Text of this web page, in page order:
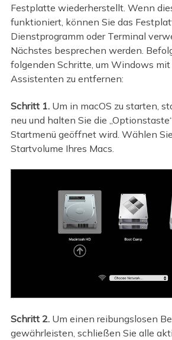
Festplatte wiederherstellt. Wenn
funktioniert, können Sie das
Dienstprogramm oder Terminal
Nächstes besprechen werden.
folgenden Schritte, um Windows
Assistenten zu entfernen:
Schritt 1.Um in macOS zu starten,
neu und halten Sie die
Startmenü geöffnet wird. Wählen Sie
Startvolume Ihres Macs.
Schritt 2.Um einen reibungslosen
gewährleisten, schließen Sie alle